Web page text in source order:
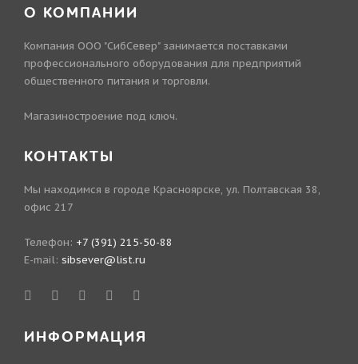
О КОМПАНИИ
Компания ООО "СибСевер" занимается поставками
профессионального оборудования для предприятий
общественного питания и торговли.
Магазиностроение под ключ.
КОНТАКТЫ
Мы находимся в городе Красноярске, ул. Полтавская 38,
офис 217
Телефон: +7 (391) 215-50-88
E-mail: sibsever@list.ru
ИНФОРМАЦИЯ